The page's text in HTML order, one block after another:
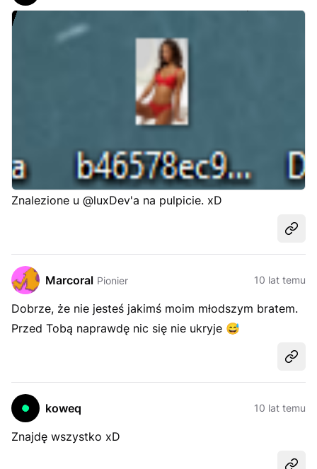
Znalezione u @luxDev'a na pulpicie. xD
Marcoral Pionier 10 lat temu
Dobrze, że nie jesteś jakimś moim młodszym bratem.
Przed Tobą naprawdę nic się nie ukryje 😅
koweq 10 lat temu
Znajdę wszystko xD